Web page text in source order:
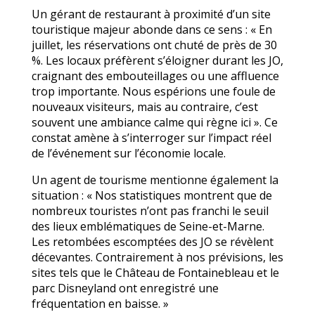
Un gérant de restaurant à proximité d’un site
touristique majeur abonde dans ce sens : « En
juillet, les réservations ont chuté de près de 30
%. Les locaux préfèrent s’éloigner durant les JO,
craignant des embouteillages ou une affluence
trop importante. Nous espérions une foule de
nouveaux visiteurs, mais au contraire, c’est
souvent une ambiance calme qui règne ici ». Ce
constat amène à s’interroger sur l’impact réel
de l’événement sur l’économie locale.
Un agent de tourisme mentionne également la
situation : « Nos statistiques montrent que de
nombreux touristes n’ont pas franchi le seuil
des lieux emblématiques de Seine-et-Marne.
Les retombées escomptées des JO se révèlent
décevantes. Contrairement à nos prévisions, les
sites tels que le Château de Fontainebleau et le
parc Disneyland ont enregistré une
fréquentation en baisse. »